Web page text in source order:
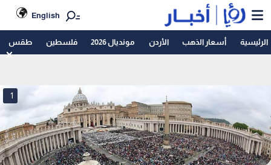
English
الرئيسية أسعار الذهب الأردن مونديال 2026 فلسطين طقس
1